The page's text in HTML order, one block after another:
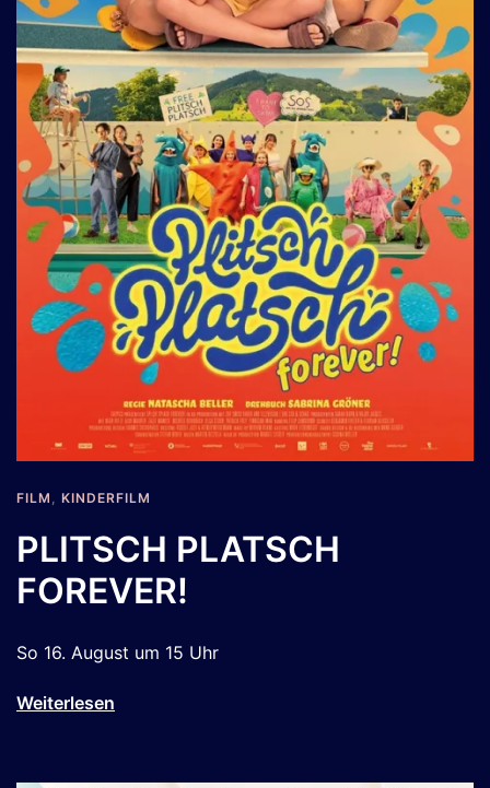
FILM KINDERFILM
PLITSCH PLATSCH
FOREVER!
So 16. August um 15 Uhr
Weiterlesen